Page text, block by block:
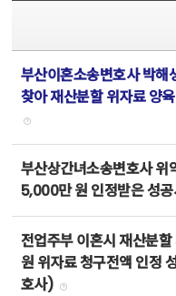
부산이혼소송변호사 박해
찾아 재산분할 위자료 양
부산상간녀소송변호사 위
5,000만 원 인정받은 성공
전업주부 이혼시 재산분
원 위자료 청구전액 인정
호사)